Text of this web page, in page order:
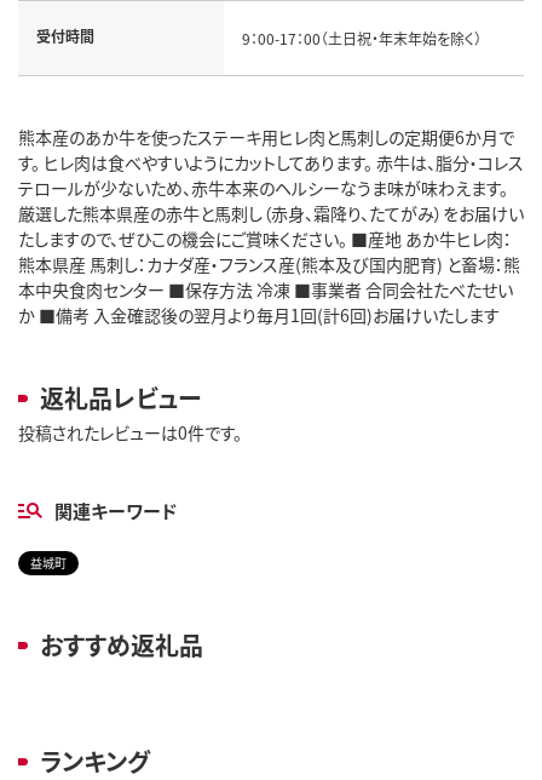
受付時間 9：00-17：00（土日祝・年末年始を除く）
熊本産のあか牛を使ったステーキ用ヒレ肉と馬刺しの定期便6か月で
す。 ヒレ肉は食べやすいようにカットしてあります。 赤牛は、脂分・コレス
テロールが少ないため、赤牛本来のヘルシーなうま味が味わえます。
厳選した熊本県産の赤牛と馬刺し（赤身、霜降り、たてがみ）をお届けい
たしますので、ぜひこの機会にご賞味ください。 ■産地 あか牛ヒレ肉：
熊本県産 馬刺し：カナダ産・フランス産(熊本及び国内肥育) と畜場：熊
本中央食肉センター ■保存方法 冷凍 ■事業者 合同会社たべたせい
か ■備考 入金確認後の翌月より毎月1回(計6回)お届けいたします
返礼品レビュー
投稿されたレビューは0件です。
関連キーワード
益城町
おすすめ返礼品
ランキング